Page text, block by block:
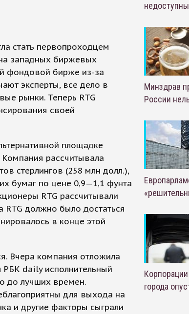
стать первопроходцем
западных биржевых
фондовой бирже из-за
эксперты, все дело в
рынки. Теперь RTG
своей
площадке
рассчитывала
стерлингов (258 млн долл.),
бумаг по цене 0,9—1,1 фунта
RTG рассчитывали
RTG должно было достаться
в конце этой
Вчера компания отложила
РБК daily исполнительный
до лучших времен.
для выхода на
и другие факторы сыграли
Минздрав
России
города